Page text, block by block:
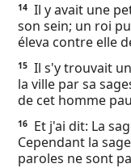
14 Il y avait une
son sein; un roi
éleva contre elle
15 Il s'y trouvait
la ville par sa
de cet homme
16
Et j'ai dit: La
Cependant la
paroles ne sont